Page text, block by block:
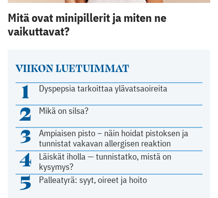
VIIKON LUETUIMMAT
1 Dyspepsia tarkoittaa ylävatsaoireita
2 Mikä on silsa?
3
Ampiaisen pisto – näin hoidat pistoksen ja
tunnistat vakavan allergisen reaktion
4
Läiskät iholla — tunnistatko, mistä on
kysymys?
5 Palleatyrä: syyt, oireet ja hoito
Mitä ovat minipillerit ja miten ne
vaikuttavat?